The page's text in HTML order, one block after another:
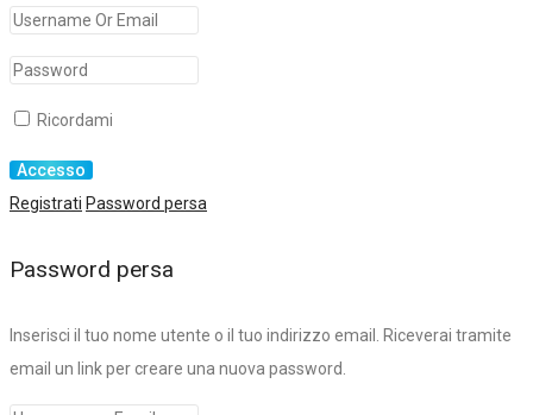
Ricordami
Registrati Password persa
Password persa
Inserisci il tuo nome utente o il tuo indirizzo email. Riceverai tramite
email un link per creare una nuova password.